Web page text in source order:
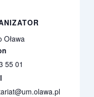
Oława
55 01